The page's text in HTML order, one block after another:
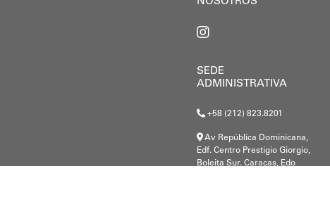
SEDE
ADMINISTRATIVA
+58 (212) 823.8201
Av República Dominicana,
Edf. Centro Prestigio Giorgio,
Boleita Sur. Caracas, Edo